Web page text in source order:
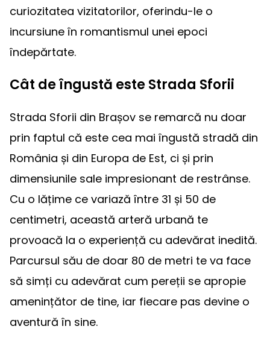
curiozitatea vizitatorilor, oferindu-le o
incursiune în romantismul unei epoci
îndepărtate.
Cât de îngustă este Strada Sforii
Strada Sforii din Brașov se remarcă nu doar
prin faptul că este cea mai îngustă stradă din
România și din Europa de Est, ci și prin
dimensiunile sale impresionant de restrânse.
Cu o lățime ce variază între 31 și 50 de
centimetri, această arteră urbană te
provoacă la o experiență cu adevărat inedită.
Parcursul său de doar 80 de metri te va face
să simți cu adevărat cum pereții se apropie
amenințător de tine, iar fiecare pas devine o
aventură în sine.